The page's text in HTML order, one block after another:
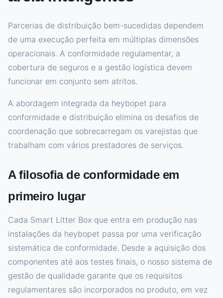
Parcerias de distribuição bem-sucedidas dependem
de uma execução perfeita em múltiplas dimensões
operacionais. A conformidade regulamentar, a
cobertura de seguros e a gestão logística devem
funcionar em conjunto sem atritos.
A abordagem integrada da heybopet para
conformidade e distribuição elimina os desafios de
coordenação que sobrecarregam os varejistas que
trabalham com vários prestadores de serviços.
A filosofia de conformidade em
primeiro lugar
Cada Smart Litter Box que entra em produção nas
instalações da heybopet passa por uma verificação
sistemática de conformidade. Desde a aquisição dos
componentes até aos testes finais, o nosso sistema de
gestão de qualidade garante que os requisitos
regulamentares são incorporados no produto, em vez